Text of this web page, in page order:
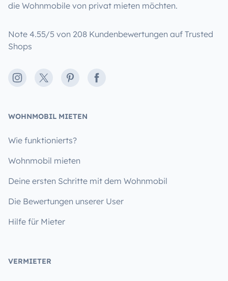
die Wohnmobile von privat mieten möchten.
Note 4.55/5 von 208 Kundenbewertungen auf Trusted
Shops
Instagram
X PinterestFacebook
WOHNMOBIL MIETEN
Wie funktionierts?
Wohnmobil mieten
Deine ersten Schritte mit dem Wohnmobil
Die Bewertungen unserer User
Hilfe für Mieter
VERMIETER